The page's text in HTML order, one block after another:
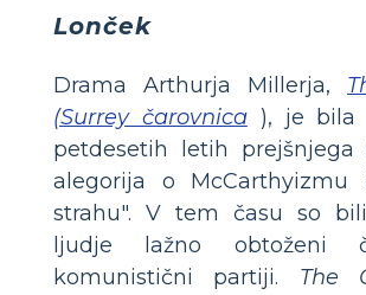
Lonček
Drama Arthurja Millerja,
(Surrey čarovnica), je bila
petdesetih letih
alegorija o McCarthyizmu
strahu". V tem času so
ljudje lažno obtoženi
komunistični partiji. The